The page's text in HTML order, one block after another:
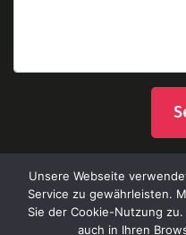
Unsere Webseite
Service zu gewährleisten.
Sie der Cookie-Nutzung
auch in Ihren